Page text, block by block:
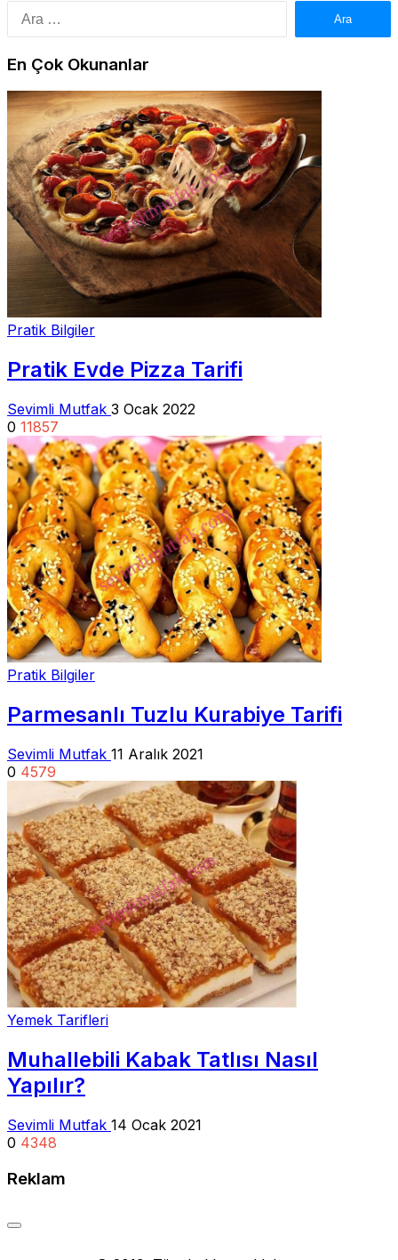
En Çok Okunanlar
Pratik Bilgiler
Pratik Evde Pizza Tarifi
Sevimli Mutfak 3 Ocak 2022
0 11857
Pratik Bilgiler
Parmesanlı Tuzlu Kurabiye Tarifi
Sevimli Mutfak 11 Aralık 2021
0 4579
Yemek Tarifleri
Muhallebili Kabak Tatlısı Nasıl
Yapılır?
Sevimli Mutfak 14 Ocak 2021
0 4348
Reklam